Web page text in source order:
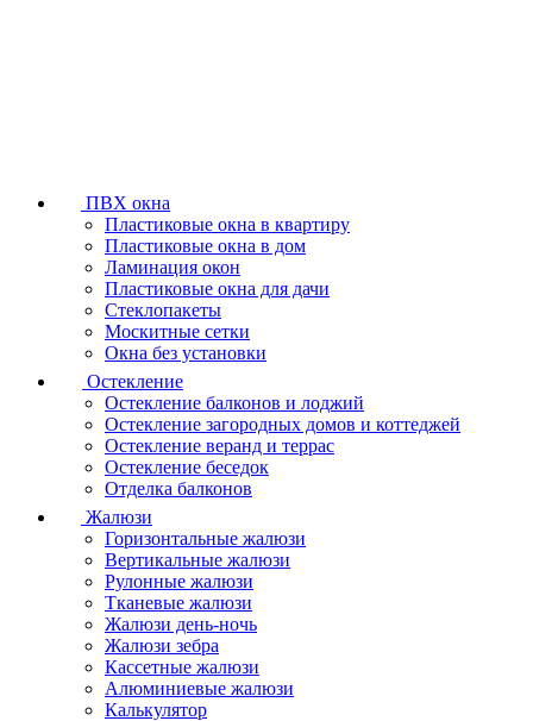
ПВХ окна
Пластиковые окна в квартиру
Пластиковые окна в дом
Ламинация окон
Пластиковые окна для дачи
Стеклопакеты
Москитные сетки
Окна без установки
Остекление
Остекление балконов и лоджий
Остекление загородных домов и коттеджей
Остекление веранд и террас
Остекление беседок
Отделка балконов
Жалюзи
Горизонтальные жалюзи
Вертикальные жалюзи
Рулонные жалюзи
Тканевые жалюзи
Жалюзи день-ночь
Жалюзи зебра
Кассетные жалюзи
Алюминиевые жалюзи
Калькулятор